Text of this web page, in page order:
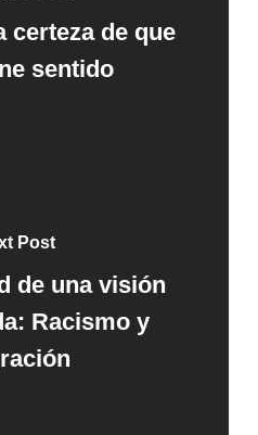
certeza de que
sentido
Post
de una visión
Racismo y